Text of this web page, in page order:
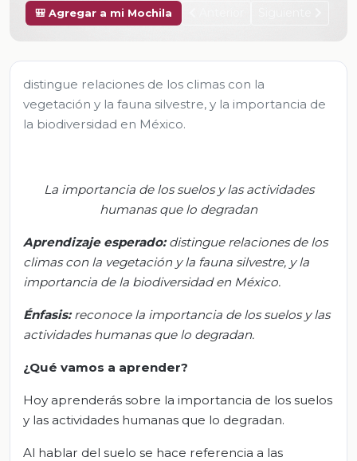
🎒 Agregar a mi Mochila
distingue relaciones de los climas con la
vegetación y la fauna silvestre, y la importancia de
la biodiversidad en México.
La importancia de los suelos y las actividades
humanas que lo degradan
Aprendizaje esperado: distingue relaciones de los
climas con la vegetación y la fauna silvestre, y la
importancia de la biodiversidad en México.
Énfasis: reconoce la importancia de los suelos y las
actividades humanas que lo degradan.
¿Qué vamos a aprender?
Hoy aprenderás sobre la importancia de los suelos
y las actividades humanas que lo degradan.
Al hablar del suelo se hace referencia a las